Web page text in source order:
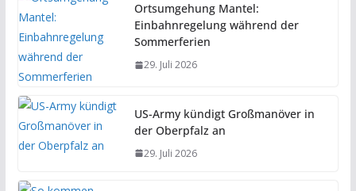
Ortsumgehung Mantel:
Einbahnregelung während der
Sommerferien
29. Juli 2026
US-Army kündigt Großmanöver in
der Oberpfalz an
29. Juli 2026